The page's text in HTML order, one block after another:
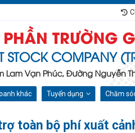
TRƯỜNG
COMPANY
Lam Vạn Phúc, Đường Nguyễn
khác Tuyển dụng Chăm
toàn bộ phí xuất